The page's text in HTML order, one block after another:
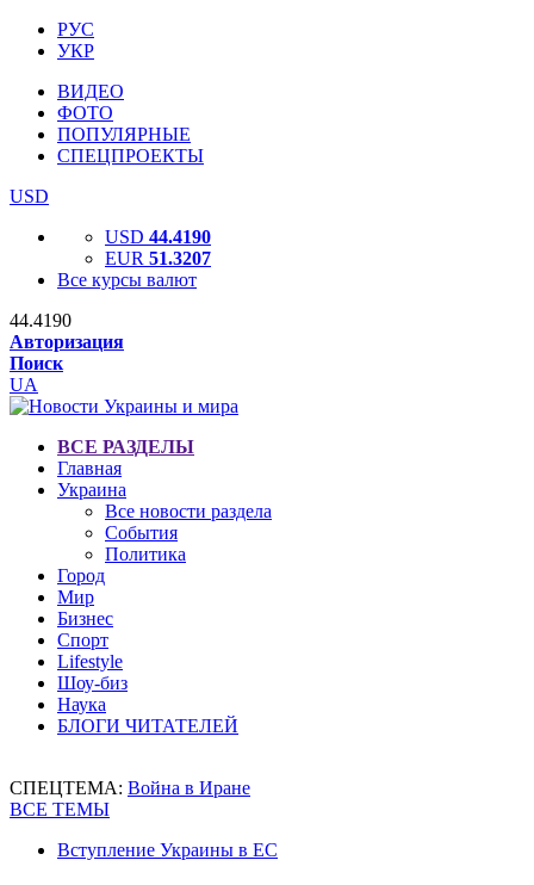
РУС
УКР
ВИДЕО
ФОТО
ПОПУЛЯРНЫЕ
СПЕЦПРОЕКТЫ
USD
USD 44.4190
EUR 51.3207
Все курсы валют
44.4190
Авторизация
Поиск
UA
ВСЕ РАЗДЕЛЫ
Главная
Украина
Все новости раздела
События
Политика
Город
Мир
Бизнес
Спорт
Lifestyle
Шоу-биз
Наука
БЛОГИ ЧИТАТЕЛЕЙ
СПЕЦТЕМА: Война в Иране
ВСЕ ТЕМЫ
Вступление Украины в ЕС